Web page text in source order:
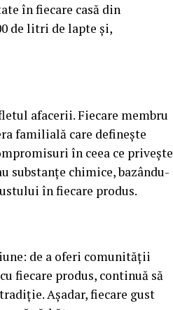
în fiecare casă din
de litri de lapte și,
afacerii. Fiecare membru
familială care definește
în ceea ce privește
substanțe chimice, bazându-
în fiecare produs.
de a oferi comunității
fiecare produs, continuă să
Așadar, fiecare gust